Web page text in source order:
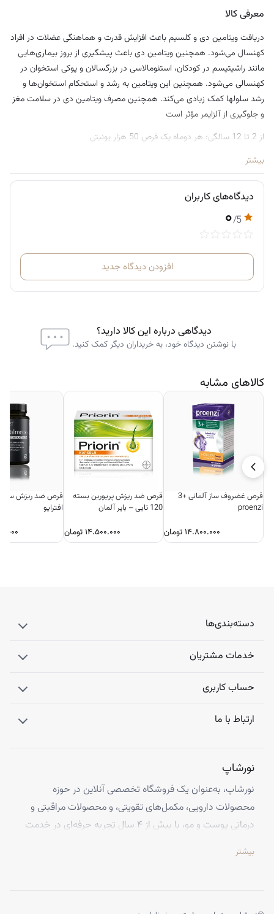
معرفی کالا
دریافت ویتامین دی و کلسیم باعث افزایش قدرت و هماهنگی عضلات در افراد
کهنسال می‌شود. همچنین ویتامین دی باعث پیشگیری از بروز بیماری‌هایی
مانند راشیتیسم در کودکان، استئومالاسی در بزرگسالان و پوکی استخوان در
کهنسالی می‌شود. همچنین این ویتامین به رشد و استحکام استخوان‌ها و
رشد سلولها کمک زیادی می‌کند. همچنین مصرف ویتامین دی در سلامت مغز
و جلوگیری از آلزایمر مؤثر است
از 2 تا 12 سالگی: هر دوماه یک قرص 50 هزار یونیتی
از 70 سالگی به بالا: هر دو هفته یک قرص 50 هزار یونیتی
بیشتر
دیدگاه‌های کاربران
۰/5
افزودن دیدگاه جدید
دیدگاهی درباره این کالا دارید؟
با نوشتن دیدگاه خود، به خریداران دیگر کمک کنید.
کالاهای مشابه
قرص غضروف ساز آلمانی +3
proenzi
۱۴.۸۰۰.۰۰۰ تومان
قرص ضد ریزش پریورین بسته
120 تایی – بایر آلمان
۱۴.۵۰۰.۰۰۰تومان
قرص ضد ریزش
افترایو
دسته‌بندی‌ها
خدمات مشتریان
حساب کاربری
ارتباط با ما
نورشاپ
نورشاپ، به‌عنوان یک فروشگاه تخصصی آنلاین در حوزه
محصولات دارویی، مکمل‌های تقویتی، و محصولات مراقبتی و
درمانی پوست و مو، با بیش از ۴ سال تجربه حرفه‌ای در خدمت
برندهای اروپایی تهیه کرده و اصالت کالاها را با ضمانت کامل
بیشتر